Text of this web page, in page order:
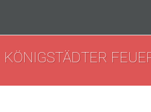
KÖNIGSTÄDTER